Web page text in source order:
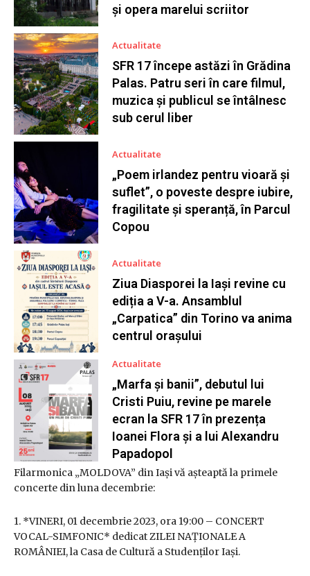
Filarmonica „MOLDOVA” din Iași vă așteaptă la primele
concerte din luna decembrie:
1. *VINERI, 01 decembrie 2023, ora 19:00 – CONCERT
VOCAL-SIMFONIC* dedicat ZILEI NAȚIONALE A
ROMÂNIEI, la Casa de Cultură a Studenților Iași.
și opera marelui scriitor
Actualitate
SFR 17 începe astăzi în Grădina
Palas. Patru seri în care filmul,
muzica și publicul se întâlnesc
sub cerul liber
Actualitate
„Poem irlandez pentru vioară și
suflet”, o poveste despre iubire,
fragilitate și speranță, în Parcul
Copou
Actualitate
Ziua Diasporei la Iași revine cu
ediția a V-a. Ansamblul
„Carpatica” din Torino va anima
centrul orașului
Actualitate
„Marfa și banii”, debutul lui
Cristi Puiu, revine pe marele
ecran la SFR 17 în prezența
Ioanei Flora și a lui Alexandru
Papadopol